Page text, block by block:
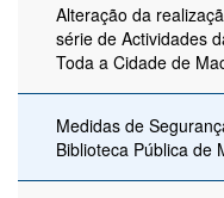
Alteração da
série de Actividades
Toda a Cidade de
Medidas de
Biblioteca Pública de